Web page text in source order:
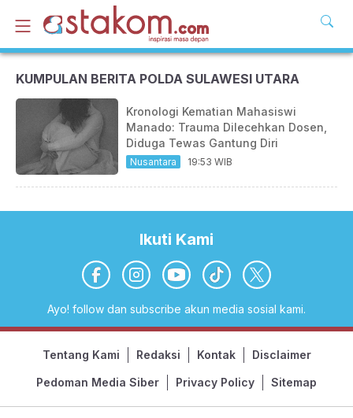
KUMPULAN BERITA POLDA SULAWESI UTARA
Kronologi Kematian Mahasiswi
Manado: Trauma Dilecehkan Dosen,
Diduga Tewas Gantung Diri
Nusantara 19:53 WIB
Ikuti Kami
Ayo! follow dan subscribe akun media sosial kami.
Tentang Kami Redaksi Kontak Disclaimer
Pedoman Media Siber Privacy Policy Sitemap